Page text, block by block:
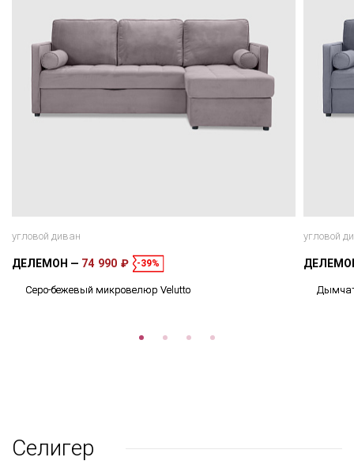
угловой диван
ДЕЛЕМОН 74 990 ₽ -39%
Серо-бежевый микровелюр Velutto
угловой
Селигер